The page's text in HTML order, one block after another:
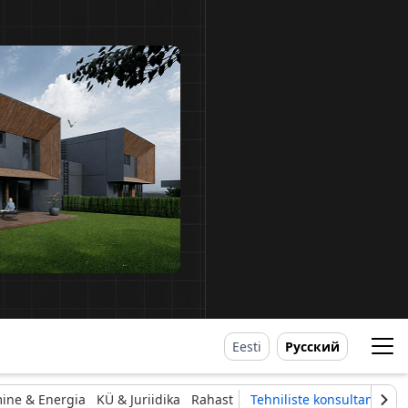
Eesti Русский
& Energia KÜ & Juriidika Rahast Tehniliste konsultantide